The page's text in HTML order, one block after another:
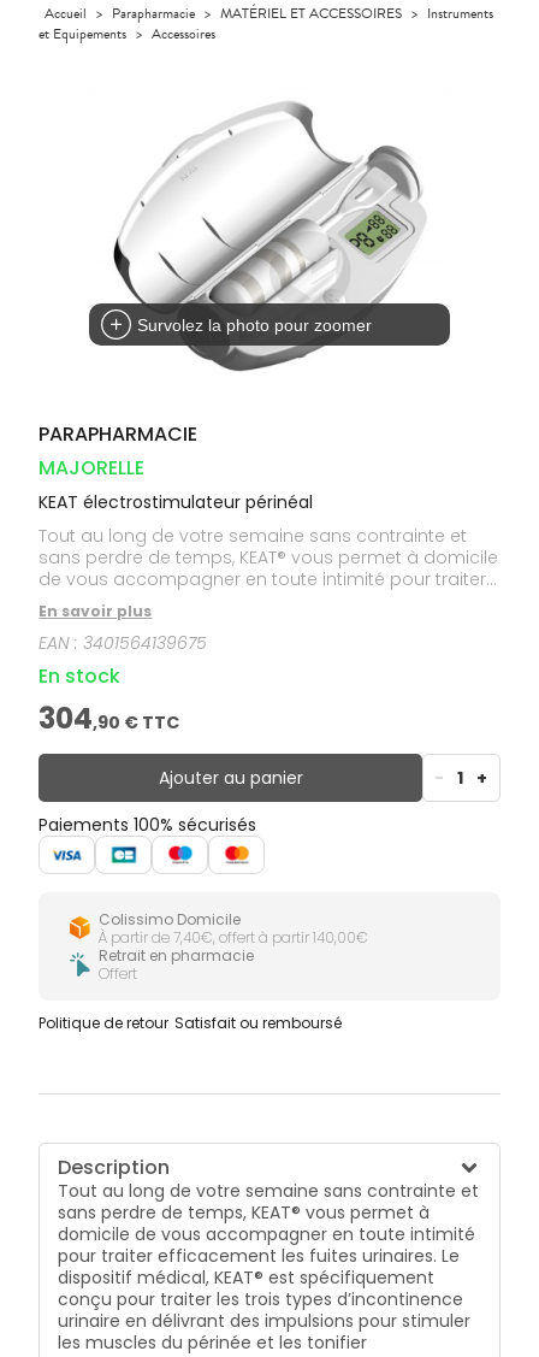
Orthopédie
Trousse à
Compléments
CHEVEUX
Visage
UTILES
PHARMACIES
VIDÉOS DE
DISPOSITIFS
SCAN
D’ORDONNANCE
Accueil > Parapharmacie > MATÉRIEL ET ACCESSOIRES > Instruments
et Equipements > Accessoires
Survolez la photo pour zoomer
PARAPHARMACIE
MAJORELLE
KEAT électrostimulateur périnéal
Tout au long de votre semaine sans contrainte et
sans perdre de temps, KEAT® vous permet à domicile
de vous accompagner en toute intimité pour traiter
efficacement les fuites urinaires. Le dispositif médical,
KEAT® est spécifiquement conçu pour traiter les trois
types d’incontinence urinaire en délivrant des
impulsions pour stimuler les muscles du périnée et
les tonifier
En savoir plus
EAN :3401564139675
En stock
304,90 € TTC
Ajouter au panier - 1 +
Paiements 100% sécurisés
Colissimo Domicile
À partir de 7,40€, offert à partir 140,00€
Retrait en pharmacie
Offert
Politique de retour Satisfait ou remboursé
Description
Tout au long de votre semaine sans contrainte et
sans perdre de temps, KEAT® vous permet à
domicile de vous accompagner en toute intimité
pour traiter efficacement les fuites urinaires. Le
dispositif médical, KEAT® est spécifiquement
conçu pour traiter les trois types d’incontinence
urinaire en délivrant des impulsions pour stimuler
les muscles du périnée et les tonifier